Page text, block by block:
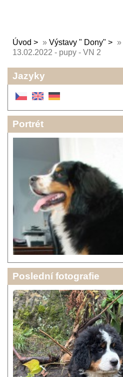
Úvod » Výstavy " Dony" »
13.02.2022 - pupy - VN 2
Jazyky
Portrét
Poslední fotografie